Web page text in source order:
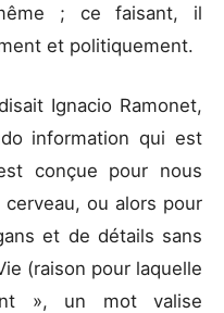
; ce faisant, il
et politiquement.
Ignacio Ramonet,
information qui est
conçue pour nous
ou alors pour
et de détails sans
(raison pour laquelle
», un mot valise